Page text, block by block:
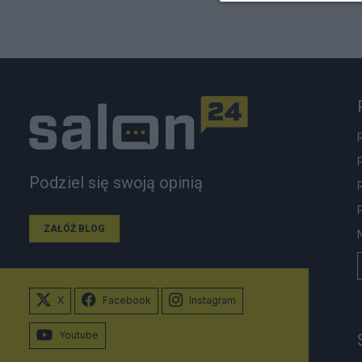
Podziel się swoją opinią
ZAŁÓŻ BLOG
X Facebook Instagram
Youtube